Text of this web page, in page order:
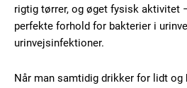
rigtig tørrer, og øget fysisk aktivitet
perfekte forhold for bakterier i
urinvejsinfektioner.
Når man samtidig drikker for lidt